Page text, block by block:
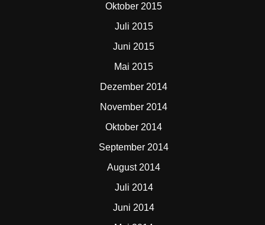
Oktober 2015
Juli 2015
Juni 2015
Mai 2015
Dezember 2014
November 2014
Oktober 2014
September 2014
August 2014
Juli 2014
Juni 2014